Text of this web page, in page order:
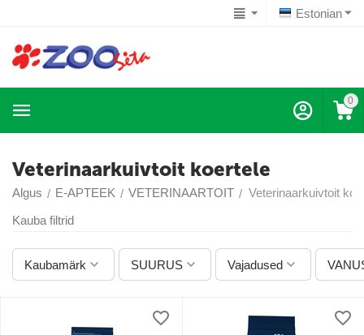
Estonian
0
Veterinaarkuivtoit koertele
Algus / E-APTEEK / VETERINAARTOIT / Veterinaarkuivtoit
Kauba filtrid
Kaubamärk SUURUS Vajadused